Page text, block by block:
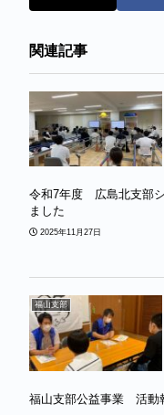
関連記事
令和7年度 広島北支部
ました
2025年11月27日
福山支部
福山支部公益事業 活動